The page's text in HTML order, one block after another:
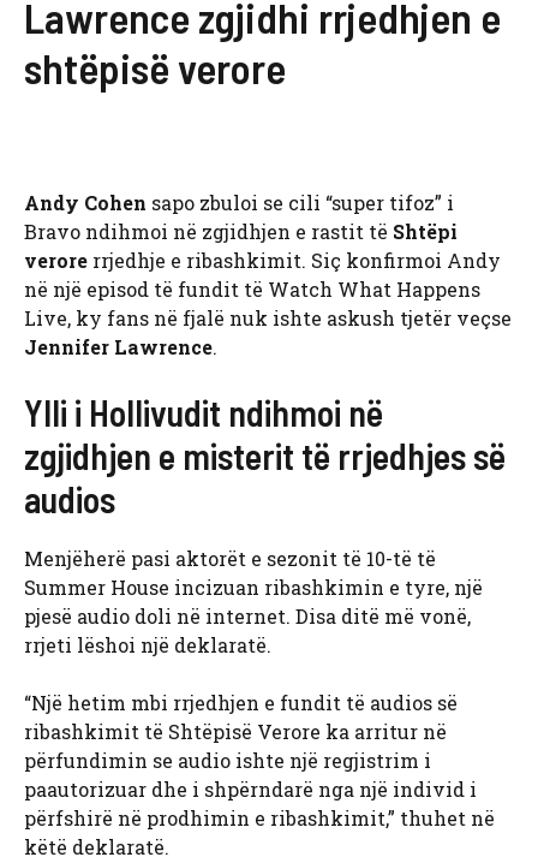
Lawrence zgjidhi rrjedhjen e
shtëpisë verore
Andy Cohen sapo zbuloi se cili “super tifoz” i
Bravo ndihmoi në zgjidhjen e rastit të Shtëpi
verore rrjedhje e ribashkimit. Siç konfirmoi Andy
në një episod të fundit të Watch What Happens
Live, ky fans në fjalë nuk ishte askush tjetër veçse
Jennifer Lawrence.
Ylli i Hollivudit ndihmoi në
zgjidhjen e misterit të rrjedhjes së
audios
Menjëherë pasi aktorët e sezonit të 10-të të
Summer House incizuan ribashkimin e tyre, një
pjesë audio doli në internet. Disa ditë më vonë,
rrjeti lëshoi ​​një deklaratë.
“Një hetim mbi rrjedhjen e fundit të audios së
ribashkimit të Shtëpisë Verore ka arritur në
përfundimin se audio ishte një regjistrim i
paautorizuar dhe i shpërndarë nga një individ i
përfshirë në prodhimin e ribashkimit,” thuhet në
këtë deklaratë.